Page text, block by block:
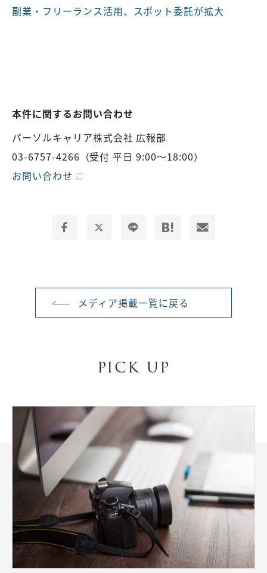
副業・フリーランス活用、スポット委託が拡大
本件に関するお問い合わせ
パーソルキャリア株式会社 広報部
03-6757-4266 （受付 平日 9:00～18:00）
お問い合わせ
メディア掲載一覧に戻る
PICK UP